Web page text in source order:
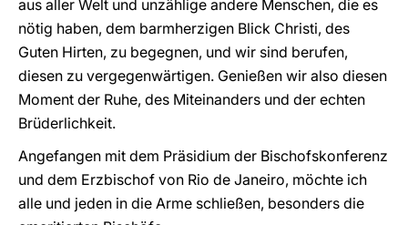
aus aller Welt und unzählige andere Menschen, die es
nötig haben, dem barmherzigen Blick Christi, des
Guten Hirten, zu begegnen, und wir sind berufen,
diesen zu vergegenwärtigen. Genießen wir also diesen
Moment der Ruhe, des Miteinanders und der echten
Brüderlichkeit.
Angefangen mit dem Präsidium der Bischofskonferenz
und dem Erzbischof von Rio de Janeiro, möchte ich
alle und jeden in die Arme schließen, besonders die